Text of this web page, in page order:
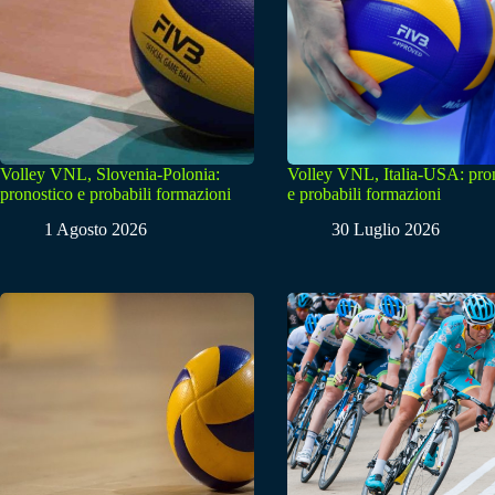
Volley VNL, Slovenia-Polonia:
pronostico e probabili formazioni
1 Agosto 2026
Volley VNL, Italia-USA:
e probabili formazioni
30 Luglio 2026